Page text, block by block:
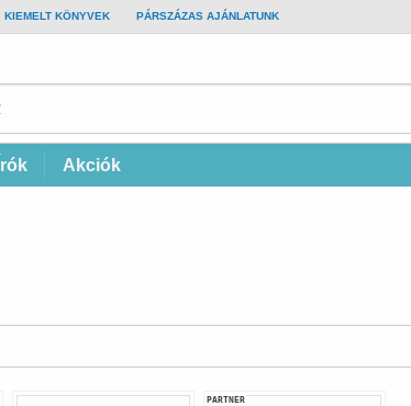
KIEMELT KÖNYVEK PÁRSZÁZAS AJÁNLATUNK
Írók Akciók
PARTNER